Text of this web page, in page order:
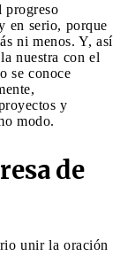
progreso
en serio, porque
ni menos. Y, así
nuestra con el
se conoce
y
modo.
de
unir la oración